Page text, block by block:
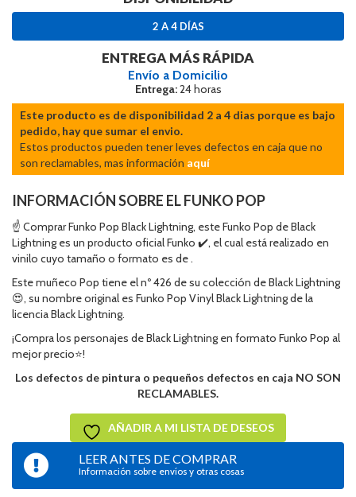
2 A 4 DÍAS
ENTREGA MÁS RÁPIDA
Envío a Domicilio
Entrega:24 horas
Este producto es de disponibilidad 2 a 4 dias porque es bajo
pedido, hay que sumar el envio.
Estos productos pueden tener leves defectos en caja que no
son reclamables, mas información aquí
INFORMACIÓN SOBRE EL FUNKO POP
☝ Comprar Funko Pop Black Lightning, este Funko Pop de Black
Lightning es un producto oficial Funko ✔️, el cual está realizado en
vinilo cuyo tamaño o formato es de .
Este muñeco Pop tiene el nº 426 de su colección de Black Lightning
😍, su nombre original es Funko Pop Vinyl Black Lightning de la
licencia Black Lightning.
¡Compra los personajes de Black Lightning en formato Funko Pop al
mejor precio⭐!
Los defectos de pintura o pequeños defectos en caja NO SON
RECLAMABLES.
AÑADIR A MI LISTA DE DESEOS
LEER ANTES DE COMPRAR
Información sobre envíos y otras cosas